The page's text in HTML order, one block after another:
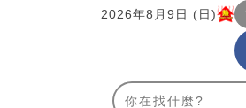
2026年8月9日 (日)